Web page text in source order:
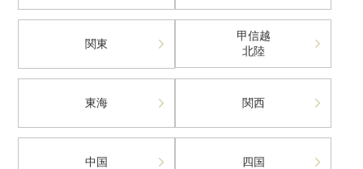
関東
甲信越
北陸
東海 関西
中国 四国